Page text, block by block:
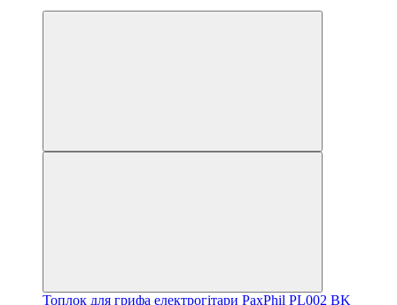
Топлок для грифа електрогітари PaxPhil PL002 BK